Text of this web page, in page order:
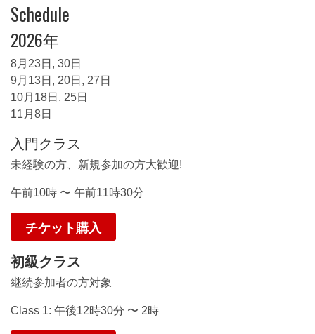
Schedule
2026年
8月23日, 30日
9月13日, 20日, 27日
10月18日, 25日
11月8日
入門クラス
未経験の方、新規参加の方大歓迎!
午前10時 〜 午前11時30分
チケット購入
初級クラス
継続参加者の方対象
Class 1: 午後12時30分 〜 2時